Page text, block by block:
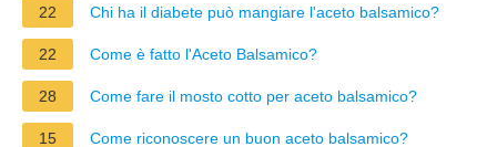
22 Chi ha il diabete può mangiare l'aceto balsamico?
22 Come è fatto l'Aceto Balsamico?
28 Come fare il mosto cotto per aceto balsamico?
15 Come riconoscere un buon aceto balsamico?